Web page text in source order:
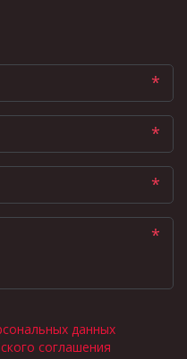
*
*
*
*
данных
соглашения